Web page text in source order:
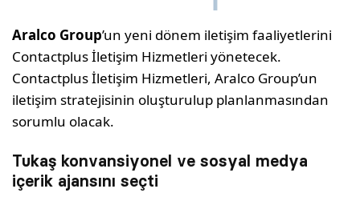
Aralco Group’un yeni dönem iletişim faaliyetlerini
Contactplus İletişim Hizmetleri yönetecek.
Contactplus İletişim Hizmetleri, Aralco Group’un
iletişim stratejisinin oluşturulup planlanmasından
sorumlu olacak.
Tukaş konvansiyonel ve sosyal medya
içerik ajansını seçti